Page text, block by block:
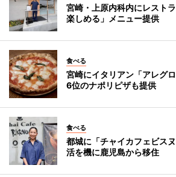
宮崎・上原内科内にレスト
楽しめる」メニュー提供
食べる
宮崎にイタリアン「アレグ
6位のナポリピザも提供
食べる
都城に「チャイカフェビス
活を機に鹿児島から移住